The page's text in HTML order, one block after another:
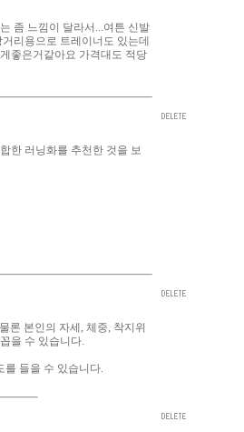
좀 느낌이 달라서...여튼 신발
리용으로 트레이너도 있는데
좋은거같아요 가격대도 적당
한 러닝화를 추천한 것을 보
론 본인의 자세, 체중, 착지위
을 수 있습니다.
를 들을 수 있습니다.